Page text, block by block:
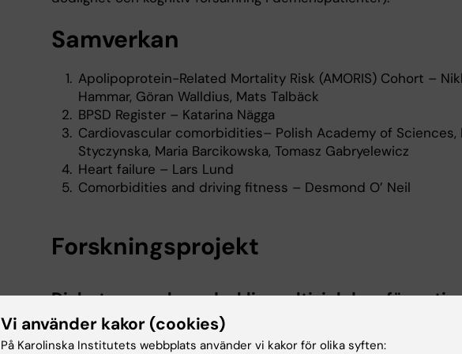
Samverkan
Apolipoprotein-Related Mortality Risk (AMORIS) Cohort –
Hammar, Göran Walldius, Mats Talbäck
BPSD Register – Katarina Nägga
Cardiovascular comorbidities– Polish Academy of Sciences,
Styczynska, Maria Barcikowska, Tomasz Gabryelewicz
Heart failure – Lars Lund
Comorbidities and driving fitness – Desmond O’ Neil
Forskningsprojekt
Diabetes som huvudsaklig multisjukdom för
diagnostiserade med demens
Diabetes mellitus ökar risken för att utveckla (?) demens, men
Vi använder kakor (cookies)
På Karolinska Institutets webbplats använder vi kakor för olika syften: